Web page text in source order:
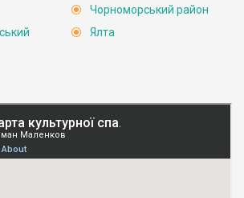
Чорноморський район
Ялта